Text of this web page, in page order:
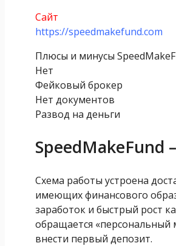
Сайт
https://speedmakefund.com
Плюсы и минусы
Нет
Фейковый брокер
Нет документов
Развод на деньги
SpeedMakeFund
Схема работы устроена
имеющих финансового
заработок и быстрый рост
обращается «персональный
внести первый депозит.